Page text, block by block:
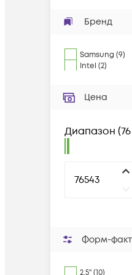
Бренд
Samsung (9)
Intel (2)
Цена
Диапазон (
Форм-
2,5" (10)